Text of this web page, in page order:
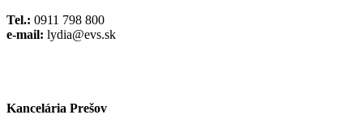
Tel.: 0911 798 800
e-mail: lydia@evs.sk
Kancelária Prešov